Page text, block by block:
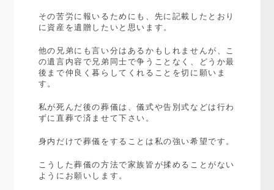
その苦労に報いるためにも、先に記載したとおり
に資産を遺贈したいと思います。
他の兄弟にも言い分はあるかもしれませんが、こ
の遺言内容で兄弟同士で争うことなく、どうか最
後まで仲良く暮らしてくれることを切に願いま
す。
私が死んだ後の葬儀は、儀式や告別式などは行わ
ずに直葬で済ませて下さい。
身内だけで葬儀をすることは私の強い希望です。
こうした葬儀の方法で家族皆が揉めることがない
ようにお願いします。